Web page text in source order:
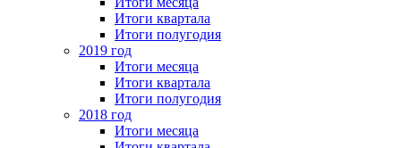
Итоги квартала
Итоги полугодия
2019 год
Итоги месяца
Итоги квартала
Итоги полугодия
2018 год
Итоги месяца